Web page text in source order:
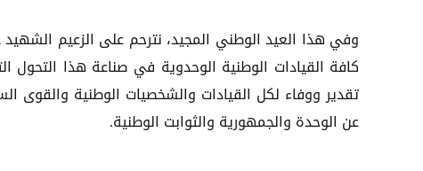
وفي هذا العيد الوطني المجيد، نترحم على الزعيم
كافة القيادات الوطنية الوحدوية في صناعة هذا التحول
تقدير ووفاء لكل القيادات والشخصيات الوطنية والقوى
عن الوحدة والجمهورية والثوابت الوطنية.